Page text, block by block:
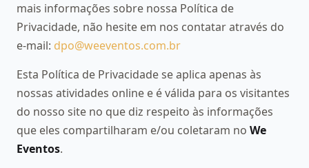
mais informações sobre nossa Política de
Privacidade, não hesite em nos contatar através do
e-mail: dpo@weeventos.com.br
Esta Política de Privacidade se aplica apenas às
nossas atividades online e é válida para os visitantes
do nosso site no que diz respeito às informações
que eles compartilharam e/ou coletaram no We
Eventos.